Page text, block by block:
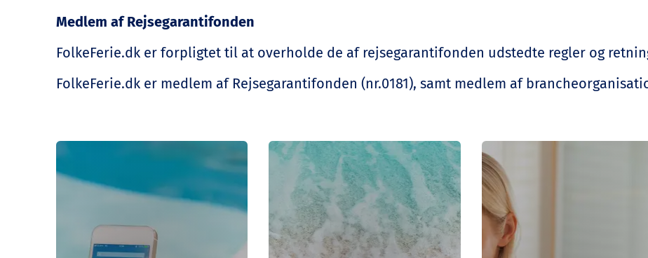
Medlem af Rejsegarantifonden
FolkeFerie.dk er forpligtet til at overholde de af rejsegarantifonden udstedte regler og
FolkeFerie.dk er medlem af Rejsegarantifonden (nr.0181), samt medlem af